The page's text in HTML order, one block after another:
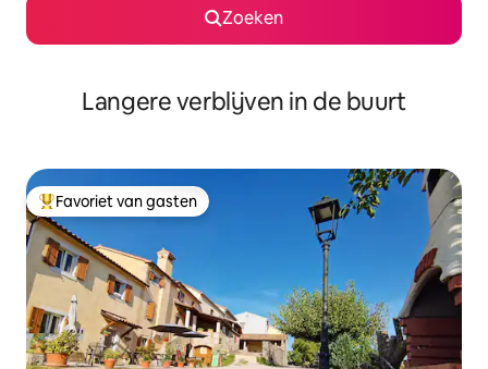
Zoeken
Langere verblijven in de buurt
Topfavoriet van gasten
Favoriet van gasten